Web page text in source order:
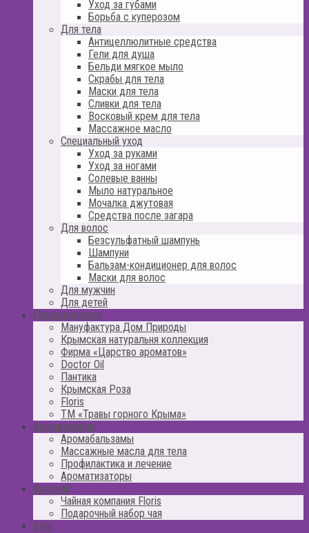
Уход за губами
Борьба с куперозом
Для тела
Антицеллюлитные средства
Гели для душа
Бельди мягкое мыло
Скрабы для тела
Маски для тела
Сливки для тела
Восковый крем для тела
Массажное масло
Специальный уход
Уход за руками
Уход за ногами
Солевые ванны
Мыло натуральное
Мочалка джутовая
Средства после загара
Для волос
Безсульфатный шампунь
Шампуни
Бальзам-кондиционер для волос
Маски для волос
Для мужчин
Для детей
Производители
Мануфактура Дом Природы
Крымская натуральня коллекция
Фирма «Царство ароматов»
Doctor Oil
Пантика
Крымская Роза
Floris
ТМ «Травы горного Крыма»
Ароматерапия
Аромабальзамы
Массажные масла для тела
Профилактика и лечение
Ароматизаторы
Фиточай
Чайная компания Floris
Подарочный набор чая
Блог